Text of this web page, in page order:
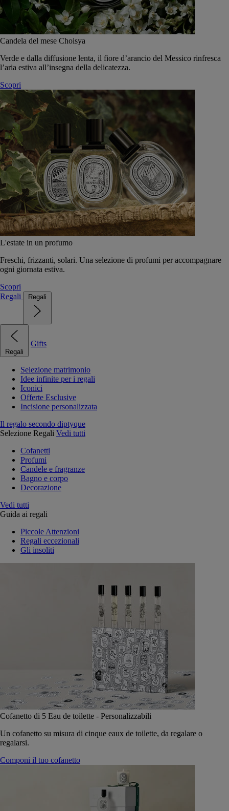
Candela del mese Choisya
Verde e dalla diffusione lenta, il fiore d’arancio del Messico rinfresca
l’aria estiva all’insegna della delicatezza.
Scopri
L'estate in un profumo
Freschi, frizzanti, solari. Una selezione di profumi per accompagnare
ogni giornata estiva.
Scopri
Regali
Regali
Regali
Gifts
Selezione matrimonio
Idee infinite per i regali
Iconici
Offerte Esclusive
Incisione personalizzata
Il regalo secondo diptyque
Selezione Regali Vedi tutti
Cofanetti
Profumi
Candele e fragranze
Bagno e corpo
Decorazione
Vedi tutti
Guida ai regali
Piccole Attenzioni
Regali eccezionali
Gli insoliti
Cofanetto di 5 Eau de toilette - Personalizzabili
Un cofanetto su misura di cinque eaux de toilette, da regalare o
regalarsi.
Componi il tuo cofanetto